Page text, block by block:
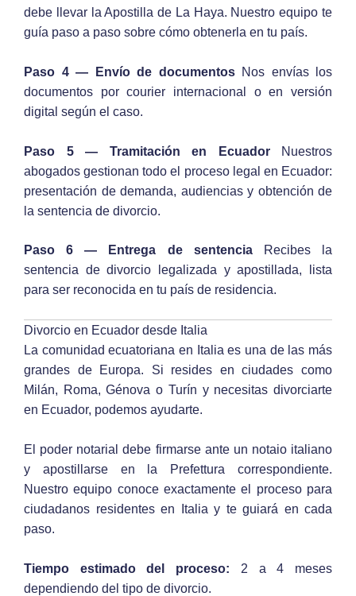
debe llevar la Apostilla de La Haya. Nuestro equipo te
guía paso a paso sobre cómo obtenerla en tu país.
Paso 4 — Envío de documentosNos envías los
documentos por courier internacional o en versión
digital según el caso.
Paso 5 — Tramitación en EcuadorNuestros
abogados gestionan todo el proceso legal en Ecuador:
presentación de demanda, audiencias y obtención de
la sentencia de divorcio.
Paso 6 — Entrega de sentenciaRecibes la
sentencia de divorcio legalizada y apostillada, lista
para ser reconocida en tu país de residencia.
Divorcio en Ecuador desde Italia
La comunidad ecuatoriana en Italia es una de las más
grandes de Europa. Si resides en ciudades como
Milán, Roma, Génova o Turín y necesitas divorciarte
en Ecuador, podemos ayudarte.
El poder notarial debe firmarse ante un notaio italiano
y apostillarse en la Prefettura correspondiente.
Nuestro equipo conoce exactamente el proceso para
ciudadanos residentes en Italia y te guiará en cada
paso.
Tiempo estimado del proceso: 2 a 4 meses
dependiendo del tipo de divorcio.